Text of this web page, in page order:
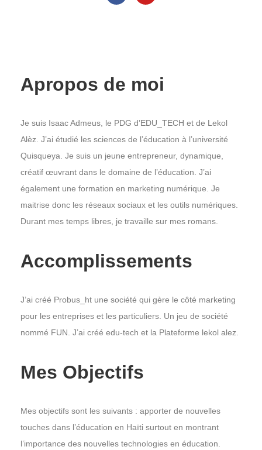
Apropos de moi
Je suis Isaac Admeus, le PDG d’EDU_TECH et de Lekol
Alèz. J’ai étudié les sciences de l’éducation à l’université
Quisqueya. Je suis un jeune entrepreneur, dynamique,
créatif œuvrant dans le domaine de l’éducation. J’ai
également une formation en marketing numérique. Je
maitrise donc les réseaux sociaux et les outils numériques.
Durant mes temps libres, je travaille sur mes romans.
Accomplissements
J’ai créé Probus_ht une société qui gère le côté marketing
pour les entreprises et les particuliers. Un jeu de société
nommé FUN. J’ai créé edu-tech et la Plateforme lekol alez.
Mes Objectifs
Mes objectifs sont les suivants : apporter de nouvelles
touches dans l’éducation en Haïti surtout en montrant
l’importance des nouvelles technologies en éducation.